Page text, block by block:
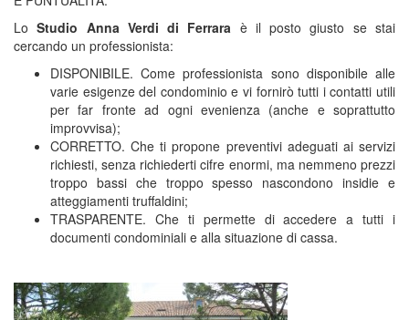
LoStudio Anna Verdi di Ferrara è il posto giusto se stai
cercando un professionista:
DISPONIBILE. Come professionista sono disponibile alle
varie esigenze del condominio e vi fornirò tutti i contatti utili
per far fronte ad ogni evenienza (anche e soprattutto
improvvisa);
CORRETTO. Che ti propone preventivi adeguati ai servizi
richiesti, senza richiederti cifre enormi, ma nemmeno prezzi
troppo bassi che troppo spesso nascondono insidie e
atteggiamenti truffaldini;
TRASPARENTE. Che ti permette di accedere a tutti i
documenti condominiali e alla situazione di cassa.